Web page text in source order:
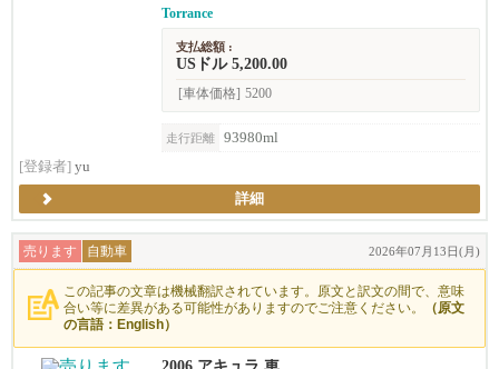
Torrance
支払総額 :
USドル 5,200.00
[車体価格] 5200
走行距離
93980ml
[登録者] yu
詳細
売ります 自動車 2026年07月13日(月)
この記事の文章は機械翻訳されています。原文と訳文の間で、意味
合い等に差異がある可能性がありますのでご注意ください。
（原文
の言語：English）